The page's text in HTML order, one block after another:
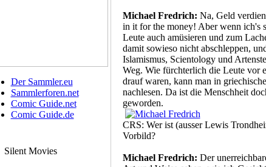
Der Sammler.eu
Sammlerforen.net
Comic Guide.net
Comic Guide.de
Silent Movies
Michael Fredrich: Na, Geld
in it for the money! Aber wenn ich's
Leute auch amüsieren und zum
damit sowieso nicht abschleppen,
Islamismus, Scientology und
Weg. Wie fürchterlich die Leute vor
drauf waren, kann man in
nachlesen. Da ist die Menschheit
geworden.
CRS: Wer ist (ausser Lewis
Vorbild?
Michael Fredrich: Der